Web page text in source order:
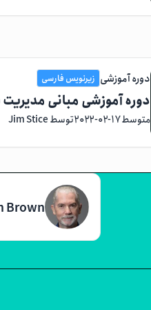
دوره آموزشی زیرنویس فارسی
دوره آموزشی مبانی
متوسط۲۰۲۲-۰۲-۱۷توسط Jim Stice
Brown